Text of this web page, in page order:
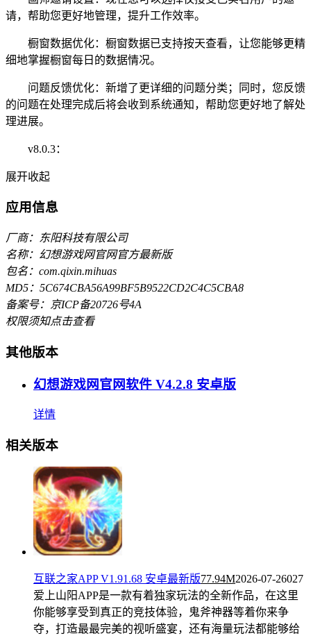
请，帮助您更好地管理，提升工作效率。
橱窗数据优化：橱窗数据已支持按天查看，让您能够更精
细地掌握橱窗每日的数据情况。
问题反馈优化：新增了更详细的问题分类；同时，您反馈
的问题在处理完成后将会收到系统通知，帮助您更好地了解处
理进展。
v8.0.3：
展开收起
应用信息
厂商：东阳科技有限公司
名称：幻想游戏网官网官方最新版
包名：com.qixin.mihuas
MD5：5C674CBA56A99BF5B9522CD2C4C5CBA8
备案号：京ICP备20726号4A
权限须知点击查看
其他版本
幻想游戏网官网软件 V4.2.8 安卓版
详情
相关版本
互联之家APP V1.91.68 安卓最新版77.94M2026-07-26027
爱上山阳APP是一款有着独家玩法的全新作品，在这里
你能够享受到真正的竞技体验，鬼斧神器等着你来争
夺，打造最最完美的视听盛宴，还有海量玩法都能够给